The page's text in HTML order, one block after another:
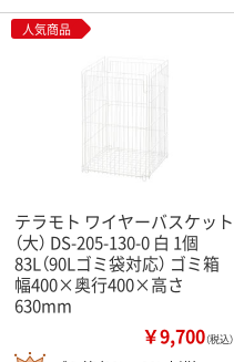
人気商品
テラモト ワイヤーバスケット
（大） DS-205-130-0 白 1個
83L（90Lゴミ袋対応） ゴミ箱
幅400×奥行400×高さ
630mm
￥9,700（税込）